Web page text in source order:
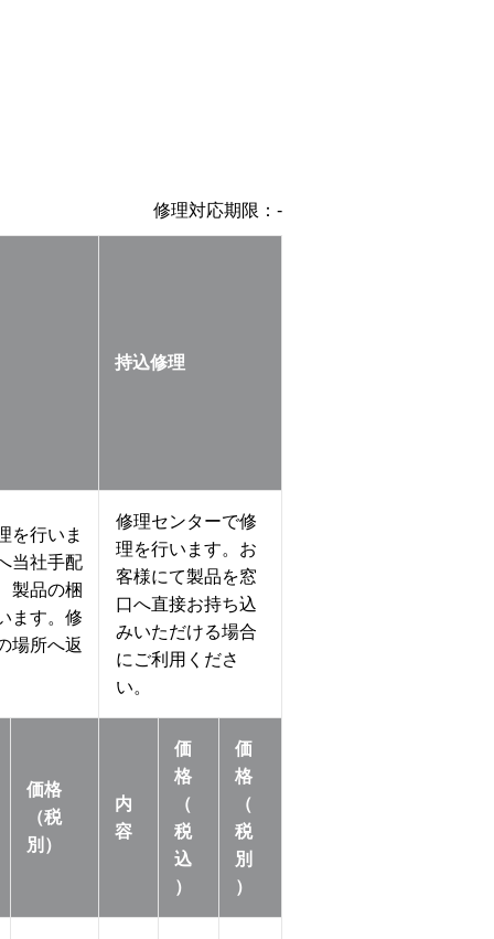
修理対応期限： -
持込修理
を行いま
当社手配
製品の梱
ます。修
場所へ返
修理センターで修
理を行います。お
客様にて製品を窓
口へ直接お持ち込
みいただける場合
にご利用くださ
い。
価格
（税
別）
内
容
価
格
（
税
込
）
価
格
（
税
別
）